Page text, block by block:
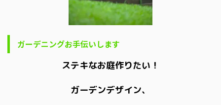
ガーデニングお手伝いします
ステキなお庭作りたい！
ガーデンデザイン、